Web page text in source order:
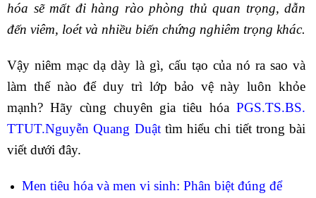
hóa sẽ mất đi hàng rào phòng thủ quan trọng, dẫn
đến viêm, loét và nhiều biến chứng nghiêm trọng khác.
Vậy niêm mạc dạ dày là gì, cấu tạo của nó ra sao và
làm thế nào để duy trì lớp bảo vệ này luôn khỏe
mạnh? Hãy cùng chuyên gia tiêu hóa PGS.TS.BS.
TTUT.Nguyễn Quang Duậttìm hiểu chi tiết trong bài
viết dưới đây.
Men tiêu hóa và men vi sinh: Phân biệt đúng để